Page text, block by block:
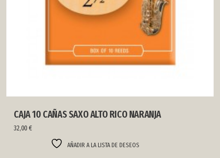
CAJA 10 CAÑAS SAXO ALTO RICO NARANJA
32,00 €
AÑADIR A LA LISTA DE DESEOS